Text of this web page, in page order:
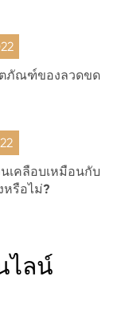
ภัณฑ์ของลวดขด
เคลือบเหมือนกับ
หรือไม่?
ไลน์